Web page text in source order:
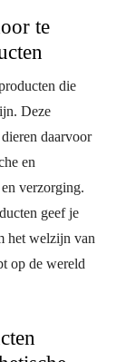
te
die
Deze
daarvoor
en
verzorging.
geef je
het welzijn van
op de wereld